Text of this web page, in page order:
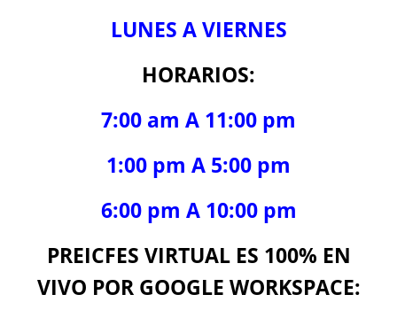
LUNES A VIERNES
HORARIOS:
7:00 am A 11:00 pm
1:00 pm A 5:00 pm
6:00 pm A10:00 pm
PREICFES VIRTUAL ES 100% EN
VIVO POR GOOGLE WORKSPACE: